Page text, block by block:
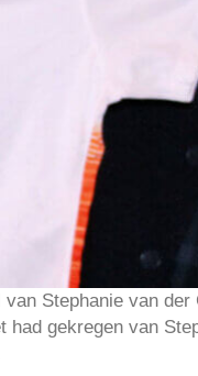
Stephanie van
gekregen van